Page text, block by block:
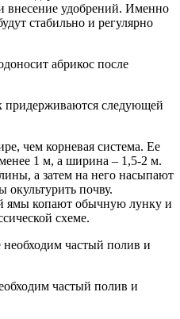
внесение удобрений. Именно
стабильно и регулярно
абрикос после
придерживаются следующей
чем корневая система. Ее
1 м, а ширина – 1,5-2 м.
а затем на него насыпают
окультурить почву.
ямы копают обычную лунку и
схеме.
частый полив и